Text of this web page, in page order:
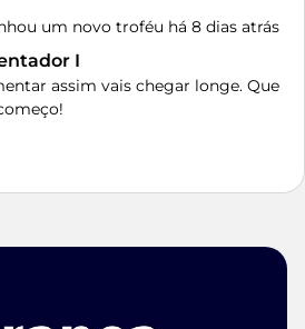
um novo troféu há 8 dias atrás
I
assim vais chegar longe. Que